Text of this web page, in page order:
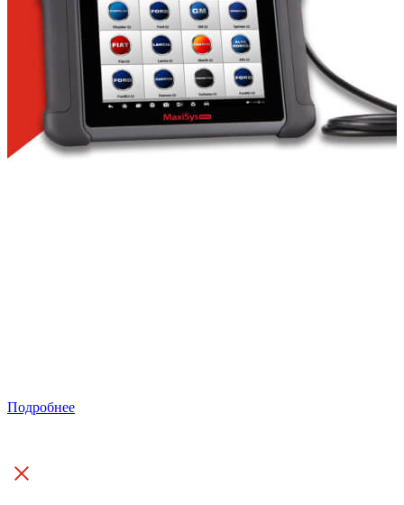
Подробнее